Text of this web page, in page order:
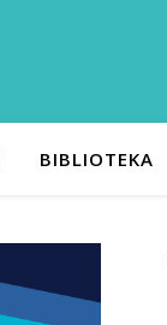
BIBLIOTEKA